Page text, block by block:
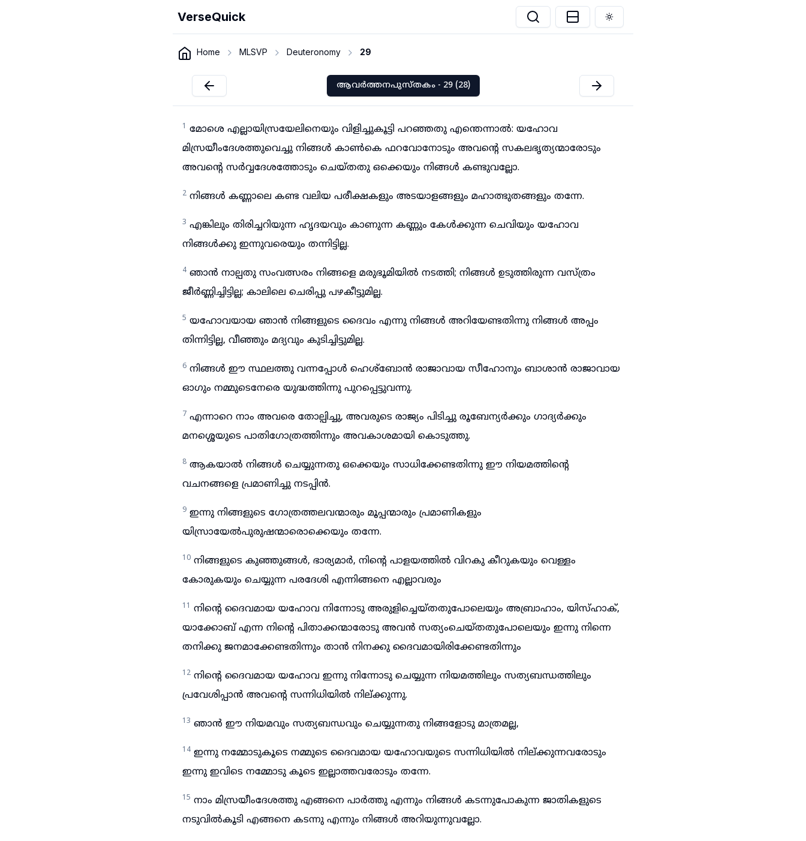
VerseQuick Toggle theme
Home MLSVP Deuteronomy 29
ആവർത്തനപുസ്തകം - 29 (28)
1 മോശെ എല്ലായിസ്രയേലിനെയും വിളിച്ചുകൂട്ടി പറഞ്ഞതു എന്തെന്നാൽ: യഹോവ
മിസ്രയീംദേശത്തുവെച്ചു നിങ്ങൾ കാൺകെ ഫറവോനോടും അവന്റെ സകലഭൃത്യന്മാരോടും
അവന്റെ സർവ്വദേശത്തോടും ചെയ്തതു ഒക്കെയും നിങ്ങൾ കണ്ടുവല്ലോ.
2 നിങ്ങൾ കണ്ണാലെ കണ്ട വലിയ പരീക്ഷകളും അടയാളങ്ങളും മഹാത്ഭുതങ്ങളും തന്നേ.
3 എങ്കിലും തിരിച്ചറിയുന്ന ഹൃദയവും കാണുന്ന കണ്ണും കേൾക്കുന്ന ചെവിയും യഹോവ
നിങ്ങൾക്കു ഇന്നുവരെയും തന്നിട്ടില്ല.
4 ഞാൻ നാല്പതു സംവത്സരം നിങ്ങളെ മരുഭൂമിയിൽ നടത്തി; നിങ്ങൾ ഉടുത്തിരുന്ന വസ്ത്രം
ജീർണ്ണിച്ചിട്ടില്ല; കാലിലെ ചെരിപ്പു പഴകീട്ടുമില്ല.
5 യഹോവയായ ഞാൻ നിങ്ങളുടെ ദൈവം എന്നു നിങ്ങൾ അറിയേണ്ടതിന്നു നിങ്ങൾ അപ്പം
തിന്നിട്ടില്ല, വീഞ്ഞും മദ്യവും കുടിച്ചിട്ടുമില്ല.
6 നിങ്ങൾ ഈ സ്ഥലത്തു വന്നപ്പോൾ ഹെശ്ബോൻ രാജാവായ സീഹോനും ബാശാൻ രാജാവായ
ഓഗും നമ്മുടെനേരെ യുദ്ധത്തിന്നു പുറപ്പെട്ടുവന്നു.
7 എന്നാറെ നാം അവരെ തോല്പിച്ചു, അവരുടെ രാജ്യം പിടിച്ചു രൂബേന്യർക്കും ഗാദ്യർക്കും
മനശ്ശെയുടെ പാതിഗോത്രത്തിന്നും അവകാശമായി കൊടുത്തു.
8 ആകയാൽ നിങ്ങൾ ചെയ്യുന്നതു ഒക്കെയും സാധിക്കേണ്ടതിന്നു ഈ നിയമത്തിന്റെ
വചനങ്ങളെ പ്രമാണിച്ചു നടപ്പിൻ.
9 ഇന്നു നിങ്ങളുടെ ഗോത്രത്തലവന്മാരും മൂപ്പന്മാരും പ്രമാണികളും
യിസ്രായേൽപുരുഷന്മാരൊക്കെയും തന്നേ.
10 നിങ്ങളുടെ കുഞ്ഞുങ്ങൾ, ഭാര്യമാർ, നിന്റെ പാളയത്തിൽ വിറകു കീറുകയും വെള്ളം
കോരുകയും ചെയ്യുന്ന പരദേശി എന്നിങ്ങനെ എല്ലാവരും
11 നിന്റെ ദൈവമായ യഹോവ നിന്നോടു അരുളിച്ചെയ്തതുപോലെയും അബ്രാഹാം, യിസ്ഹാക്,
യാക്കോബ് എന്ന നിന്റെ പിതാക്കന്മാരോടു അവൻ സത്യംചെയ്തതുപോലെയും ഇന്നു നിന്നെ
തനിക്കു ജനമാക്കേണ്ടതിന്നും താൻ നിനക്കു ദൈവമായിരിക്കേണ്ടതിന്നും
12 നിന്റെ ദൈവമായ യഹോവ ഇന്നു നിന്നോടു ചെയ്യുന്ന നിയമത്തിലും സത്യബന്ധത്തിലും
പ്രവേശിപ്പാൻ അവന്റെ സന്നിധിയിൽ നില്ക്കുന്നു.
13 ഞാൻ ഈ നിയമവും സത്യബന്ധവും ചെയ്യുന്നതു നിങ്ങളോടു മാത്രമല്ല,
14 ഇന്നു നമ്മോടുകൂടെ നമ്മുടെ ദൈവമായ യഹോവയുടെ സന്നിധിയിൽ നില്ക്കുന്നവരോടും
ഇന്നു ഇവിടെ നമ്മോടു കൂടെ ഇല്ലാത്തവരോടും തന്നേ.
15 നാം മിസ്രയീംദേശത്തു എങ്ങനെ പാർത്തു എന്നും നിങ്ങൾ കടന്നുപോകുന്ന ജാതികളുടെ
നടുവിൽകൂടി എങ്ങനെ കടന്നു എന്നും നിങ്ങൾ അറിയുന്നുവല്ലോ.